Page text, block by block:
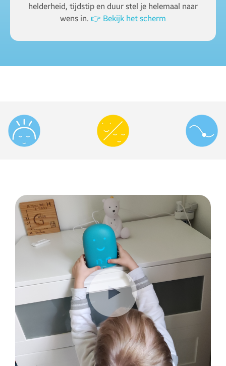
helderheid, tijdstip en duur stel je helemaal naar
wens in. 👉 Bekijk het scherm